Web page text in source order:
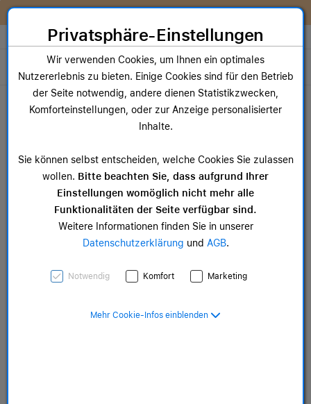
Zum Inhalt springen [AK + 0]
Zum Hauptmenü springen [AK + 1]
Zum Widget-Menü rechts springen [AK + 2]
Zum Hauptmenü springen [AK + 3]
Zum Hauptmenü (oben rechts) springen [AK + 4]
Zum Hauptmenü (unten rechts) springen [AK + 5]
Zum Hauptmenü (zentriert) springen [AK + 6]
Zum Meta-Menü oben (links) springen [AK + 7]
Zu den Inhalten im Fußbereich springen [AK + 8]
Store auswählen
Toggle navigation
Dein Warenkorb
Noch keine Artikel im Einkaufswagen.
Wir konnten
bedauerlicherweise keinen
Eintrag finden
Privatsphäre-Einstellungen
Wir verwenden Cookies, um Ihnen ein optimales
Nutzererlebnis zu bieten. Einige Cookies sind für den Betrieb
der Seite notwendig, andere dienen Statistikzwecken,
Komforteinstellungen, oder zur Anzeige personalisierter
Inhalte.
Sie können selbst entscheiden, welche Cookies Sie zulassen
wollen. Bitte beachten Sie, dass aufgrund Ihrer
Einstellungen womöglich nicht mehr alle
Funktionalitäten der Seite verfügbar sind.
Weitere Informationen finden Sie in unserer
Datenschutzerklärung und AGB.
Notwendig Komfort Marketing
Mehr Cookie-Infos einblenden